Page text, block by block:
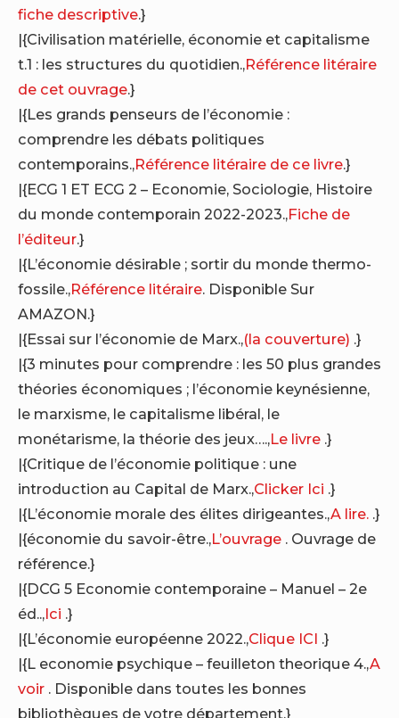
fiche descriptive.}
|{Civilisation matérielle, économie et capitalisme
t.1 : les structures du quotidien.,Référence litéraire
de cet ouvrage.}
|{Les grands penseurs de l’économie :
comprendre les débats politiques
contemporains.,Référence litéraire de ce livre.}
|{ECG 1 ET ECG 2 – Economie, Sociologie, Histoire
du monde contemporain 2022-2023.,Fiche de
l’éditeur.}
|{L’économie désirable ; sortir du monde thermo-
fossile.,Référence litéraire. Disponible Sur
AMAZON.}
|{Essai sur l’économie de Marx.,(la couverture) .}
|{3 minutes pour comprendre : les 50 plus grandes
théories économiques ; l’économie keynésienne,
le marxisme, le capitalisme libéral, le
monétarisme, la théorie des jeux….,Le livre .}
|{Critique de l’économie politique : une
introduction au Capital de Marx.,Clicker Ici .}
|{L’économie morale des élites dirigeantes.,A lire. .}
|{économie du savoir-être.,L’ouvrage . Ouvrage de
référence.}
|{DCG 5 Economie contemporaine – Manuel – 2e
éd..,Ici .}
|{L’économie européenne 2022.,Clique ICI .}
|{L economie psychique – feuilleton theorique 4.,A
voir . Disponible dans toutes les bonnes
bibliothèques de votre département.}